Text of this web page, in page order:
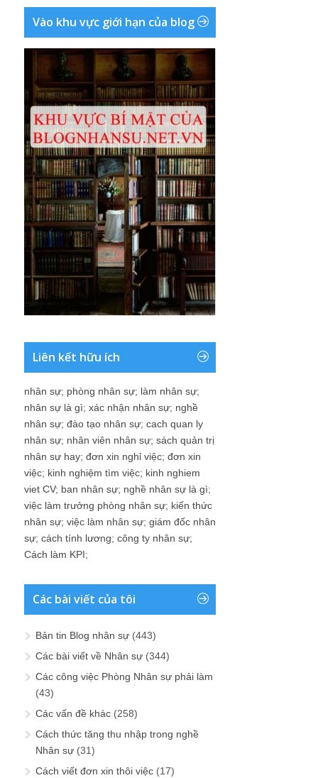
Vào khu vực giới hạn của blog
Liên kết hữu ích
nhân sự; phòng nhân sự; làm nhân sự;
nhân sự là gì; xác nhận nhân sự; nghề
nhân sự; đào tạo nhân sự; cach quan ly
nhân sự; nhân viên nhân sự; sách quản trị
nhân sự hay; đơn xin nghỉ việc; đơn xin
việc; kinh nghiệm tìm việc; kinh nghiem
viet CV; ban nhân sự; nghề nhân sự là gì;
việc làm trưởng phòng nhân sự; kiến thức
nhân sự; việc làm nhân sự; giám đốc nhân
sự; cách tính lương; công ty nhân sự;
Cách làm KPI;
Các bài viết của tôi
Bản tin Blog nhân sự (443)
Các bài viết về Nhân sự (344)
Các công việc Phòng Nhân sự phải làm
(43)
Các vấn đề khác (258)
Cách thức tăng thu nhập trong nghề
Nhân sự (31)
Cách viết đơn xin thôi việc (17)